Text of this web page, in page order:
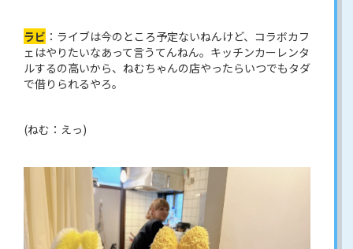
ラビ ：ライブは今のところ予定ないねんけど、コラボカフ
ェはやりたいなあって言うてんねん。キッチンカーレンタ
ルするの高いから、ねむちゃんの店やったらいつでもタダ
で借りられるやろ。
(ねむ：えっ)